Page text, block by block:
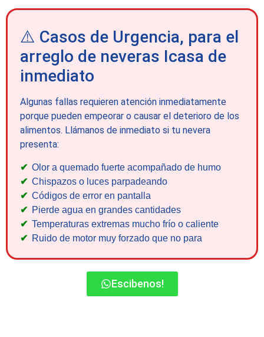
⚠️ Casos de Urgencia, para el
arreglo de neveras Icasa de
inmediato
Algunas fallas requieren atención inmediatamente
porque pueden empeorar o causar el deterioro de los
alimentos. Llámanos de inmediato si tu nevera
presenta:
Olor a quemado fuerte acompañado de humo
Chispazos o luces parpadeando
Códigos de error en pantalla
Pierde agua en grandes cantidades
Temperaturas extremas mucho frío o caliente
Ruido de motor muy forzado que no para
Escibenos!